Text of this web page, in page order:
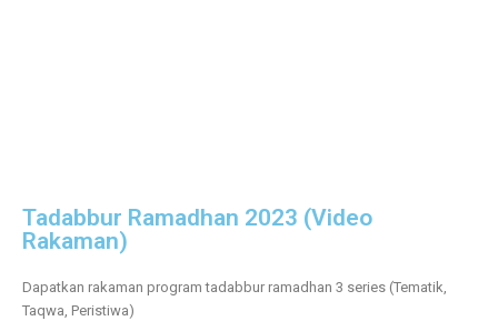
Tadabbur Ramadhan 2023 (Video
Rakaman)
Dapatkan rakaman program tadabbur ramadhan 3 series (Tematik,
Taqwa, Peristiwa)